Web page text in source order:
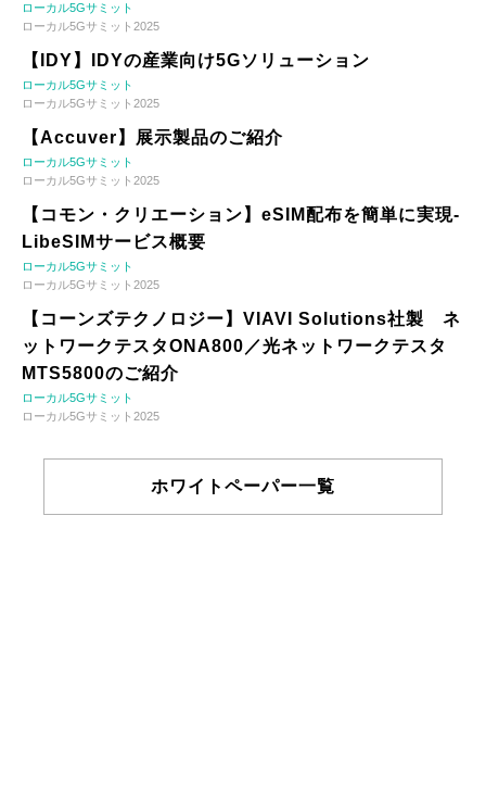
ローカル5Gサミット
ローカル5Gサミット2025
【IDY】IDYの産業向け5Gソリューション
ローカル5Gサミット
ローカル5Gサミット2025
【Accuver】展示製品のご紹介
ローカル5Gサミット
ローカル5Gサミット2025
【コモン・クリエーション】eSIM配布を簡単に実現-
LibeSIMサービス概要
ローカル5Gサミット
ローカル5Gサミット2025
【コーンズテクノロジー】VIAVI Solutions社製 ネ
ットワークテスタONA800／光ネットワークテスタ
MTS5800のご紹介
ローカル5Gサミット
ローカル5Gサミット2025
ホワイトペーパー一覧